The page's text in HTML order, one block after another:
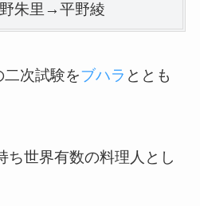
朱里→平野綾
次試験をブハラ ととも
ち世界有数の料理人とし